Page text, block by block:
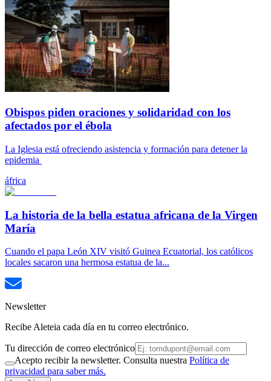
Obispos piden oraciones y solidaridad con los
afectados por el ébola
La Iglesia está ofreciendo asistencia y formación para detener la
epidemia
áfrica
La historia de la bella estatua africana de la Virgen
María
Cuando el papa León XIV visitó Guinea Ecuatorial, los católicos
locales sacaron una hermosa estatua de la...
Newsletter
Recibe Aleteia cada día en tu correo electrónico.
Tu dirección de correo electrónico
Acepto recibir la newsletter. Consulta nuestra Política de
privacidad para saber más.